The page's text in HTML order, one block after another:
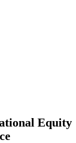
Equity